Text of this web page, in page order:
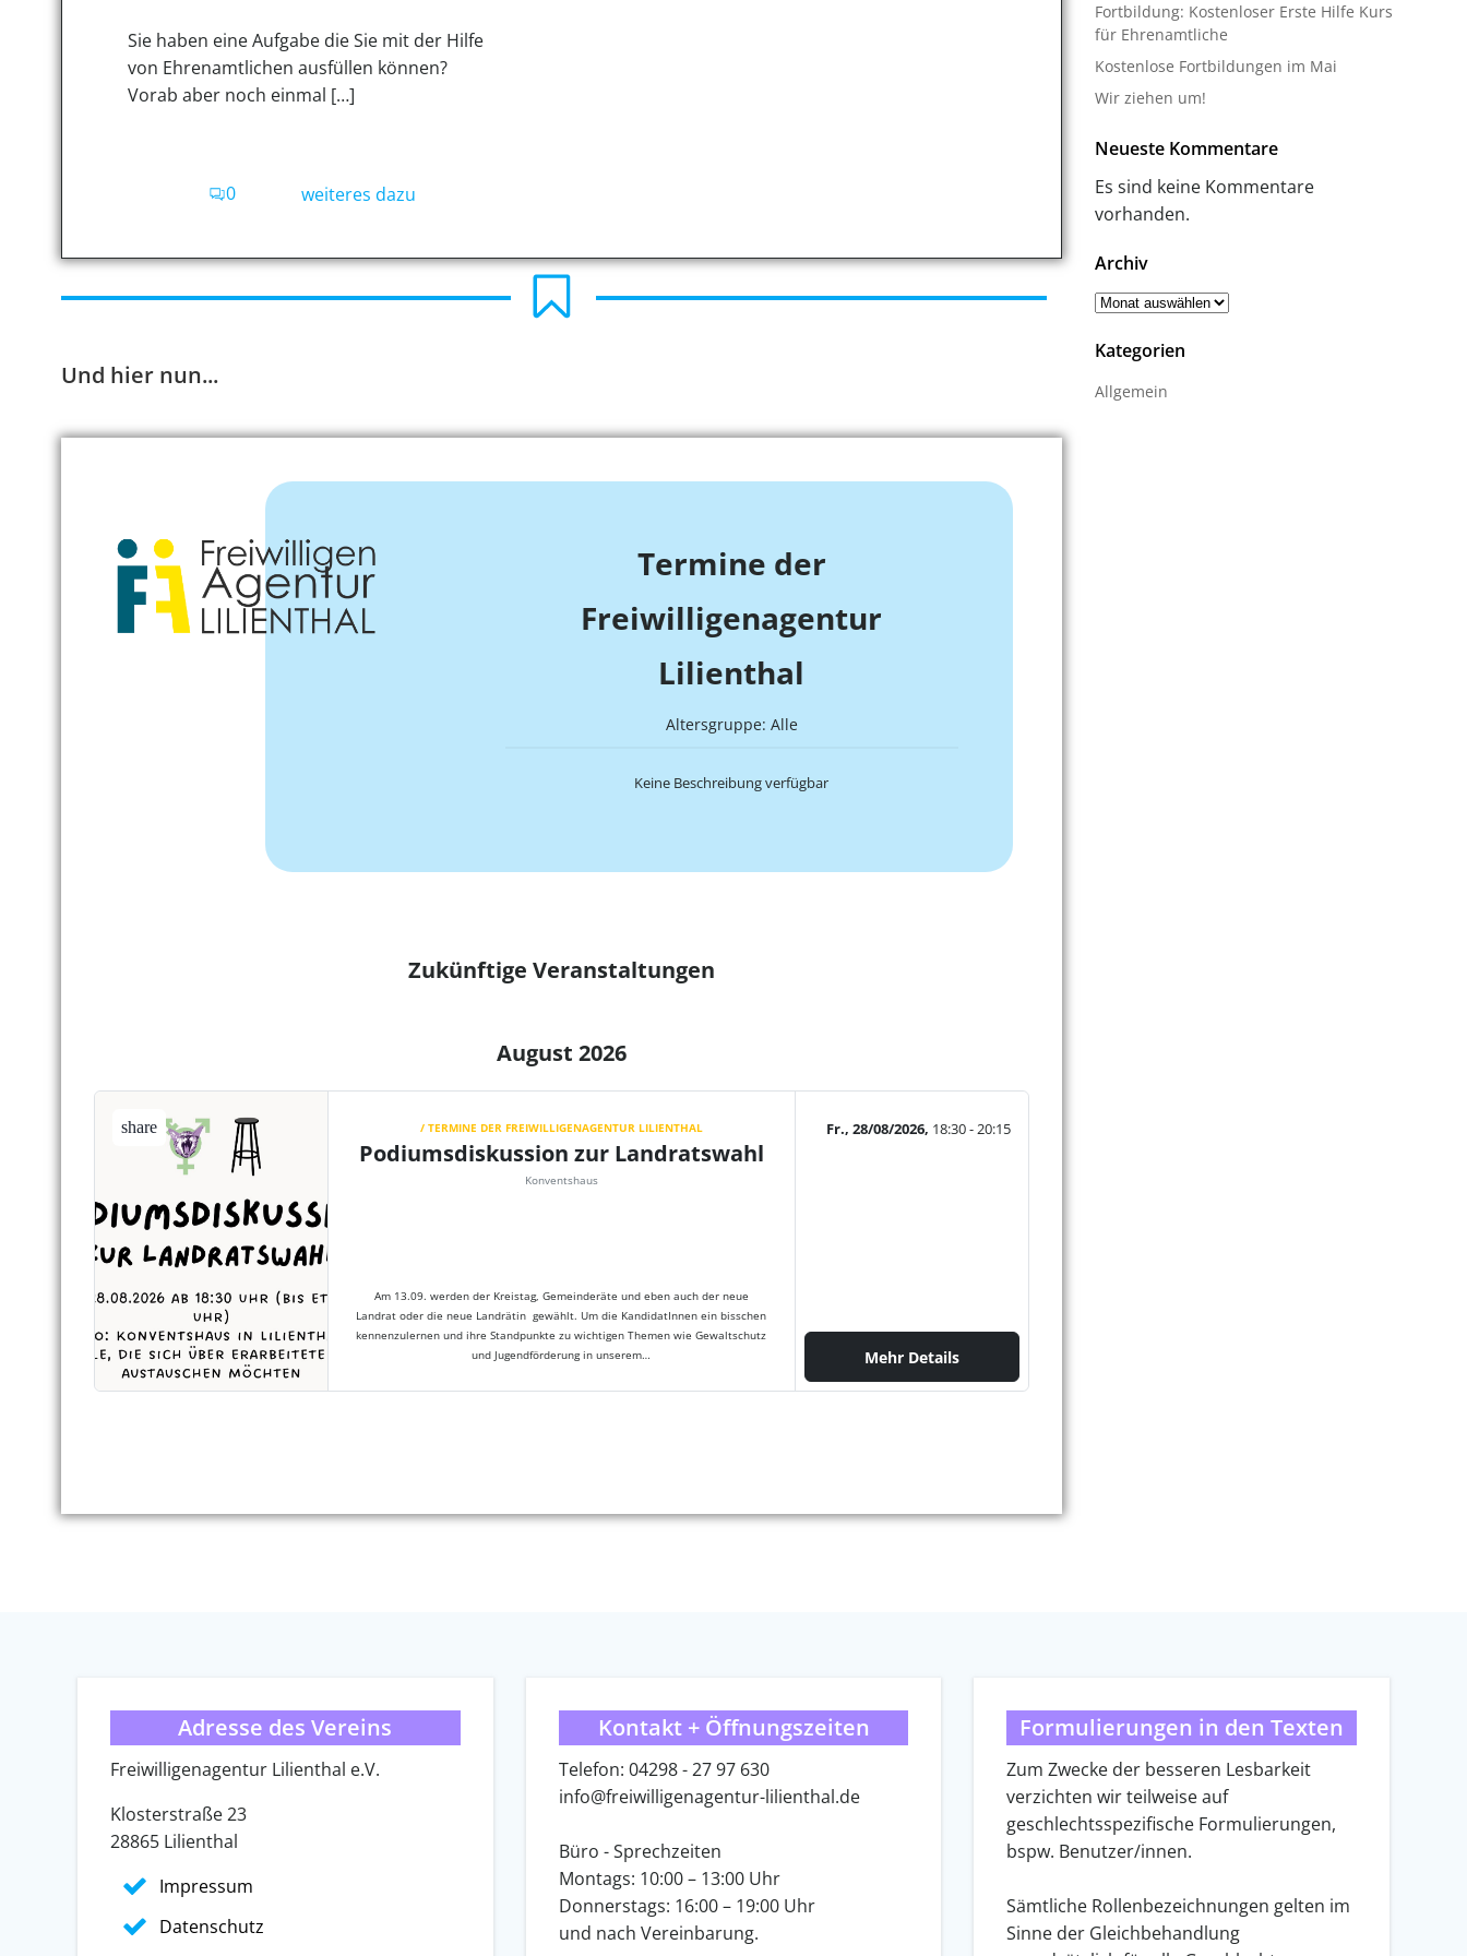
Sie haben eine Aufgabe die Sie mit der Hilfe
von Ehrenamtlichen ausfüllen können?
Vorab aber noch einmal […]
0 weiteres dazu
Und hier nun...
Termine der
Freiwilligenagentur
Lilienthal
Altersgruppe: Alle
Keine Beschreibung verfügbar
Zukünftige Veranstaltungen
August 2026
share / TERMINE DER FREIWILLIGENAGENTUR LILIENTHAL
Podiumsdiskussion zur Landratswahl
Konventshaus
Am 13.09. werden der Kreistag, Gemeinderäte und eben auch der neue
Landrat oder die neue Landrätin gewählt. Um die KandidatInnen ein bisschen
kennenzulernen und ihre Standpunkte zu wichtigen Themen wie Gewaltschutz
und Jugendförderung in unserem…
Fr., 28/08/2026, 18:30 - 20:15
Mehr Details
Fortbildung: Kostenloser Erste Hilfe Kurs
für Ehrenamtliche
Kostenlose Fortbildungen im Mai
Wir ziehen um!
Neueste Kommentare
Es sind keine Kommentare
vorhanden.
Archiv
Archiv
Kategorien
Allgemein
Adresse des Vereins
Freiwilligenagentur Lilienthal e.V.
Klosterstraße 23
28865 Lilienthal
Impressum
Datenschutz
Kontakt + Öffnungszeiten
Telefon: 04298 - 27 97 630
info@freiwilligenagentur-lilienthal.de
Büro - Sprechzeiten
Montags: 10:00 – 13:00 Uhr
Donnerstags: 16:00 – 19:00 Uhr
und nach Vereinbarung.
Formulierungen in den Texten
Zum Zwecke der besseren Lesbarkeit
verzichten wir teilweise auf
geschlechtsspezifische Formulierungen,
bspw. Benutzer/innen.
Sämtliche Rollenbezeichnungen gelten im
Sinne der Gleichbehandlung